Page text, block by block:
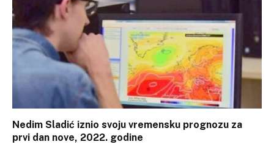
Nedim Sladić iznio svoju vremensku prognozu za
prvi dan nove, 2022. godine